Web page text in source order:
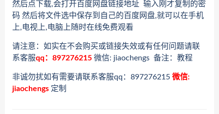
然后点下载,会打开百度网盘链接地址 输入刚才复制的密
码 然后将文件选中保存到自己的百度网盘,就可以在手机
上,电视上,电脑上随时在线免费观看
请注意：如实在不会购买或链接失效或有任何问题请联
系客服qq：897276215 微信: jiaochengs 备注：教程
非诚勿扰如有需要请联系客服qq：897276215 微信:
jiaochengs 定制